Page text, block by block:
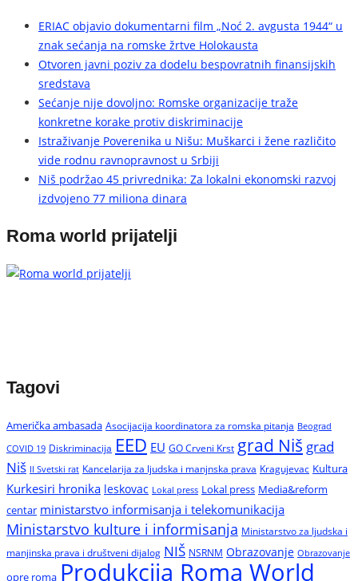
ERIAC objavio dokumentarni film „Noć 2. avgusta 1944“ u
znak sećanja na romske žrtve Holokausta
Otvoren javni poziv za dodelu bespovratnih finansijskih
sredstava
Sećanje nije dovoljno: Romske organizacije traže
konkretne korake protiv diskriminacije
Istraživanje Poverenika u Nišu: Muškarci i žene različito
vide rodnu ravnopravnost u Srbiji
Niš podržao 45 privrednika: Za lokalni ekonomski razvoj
izdvojeno 77 miliona dinara
Roma world prijatelji
Tagovi
Američka ambasada Asocijacija koordinatora za romska pitanja Beograd
COVID 19 Diskriminacija EED EU GO Crveni Krst grad Niš grad
Niš II Svetski rat Kancelarija za ljudska i manjnska prava Kragujevac Kultura
Kurkesiri hronika leskovac Lokal press Lokal press Media&reform
centar ministarstvo informisanja i telekomunikacija
Ministarstvo kulture i informisanja Ministarstvo za ljudska i
manjinska prava i društveni dijalog NIŠ NSRNM Obrazovanje Obrazovanje
opre roma Produkcija Roma World